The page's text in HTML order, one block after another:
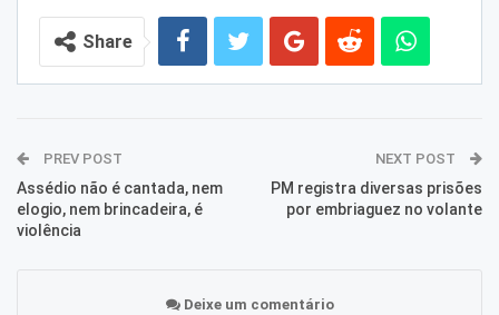
Share
PREV POST
Assédio não é cantada, nem
elogio, nem brincadeira, é
violência
NEXT POST
PM registra diversas prisões
por embriaguez no volante
Deixe um comentário